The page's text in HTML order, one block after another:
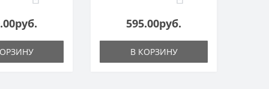
595.00руб.
В КОРЗИНУ